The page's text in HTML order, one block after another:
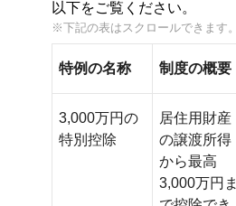
以下をご覧ください。
特例の名称 制度の概要
3,000万円の
特別控除
居住用財産
の譲渡所得
から最高
3,000万円ま